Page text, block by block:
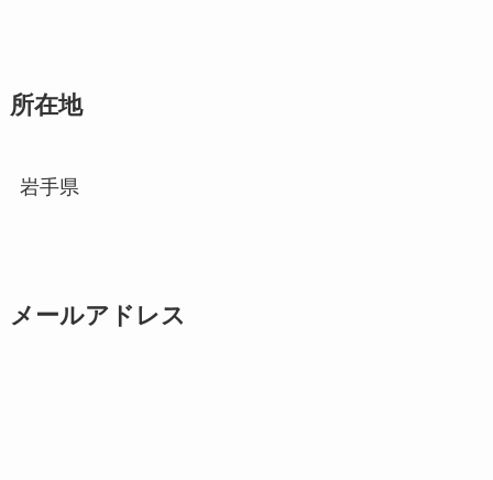
所在地
岩手県
メールアドレス